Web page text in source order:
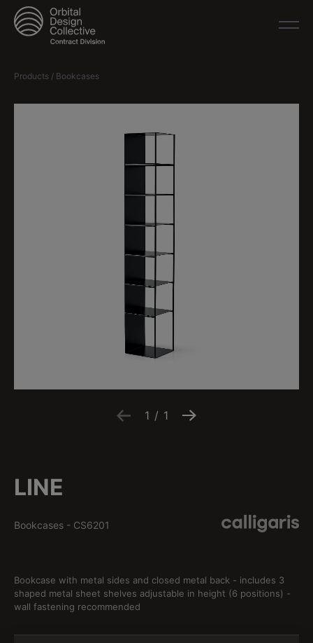
Products / Bookcases
1 / 1
LINE
Bookcases - CS6201
Bookcase with metal sides and closed metal back - includes 3
shaped metal sheet shelves adjustable in height (6 positions) -
wall fastening recommended